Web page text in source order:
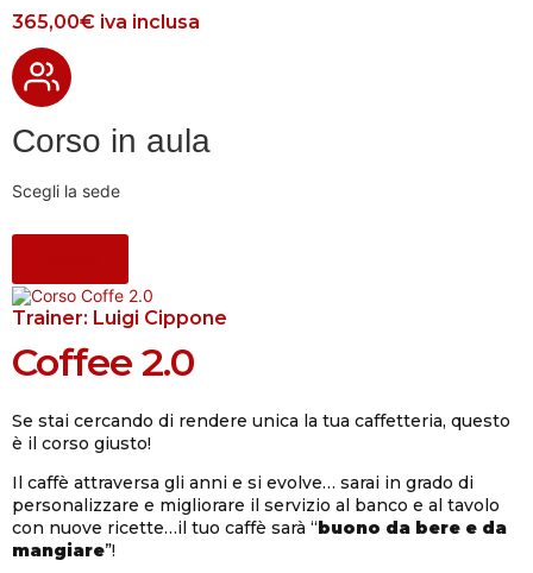
365,00€ iva inclusa
Corso in aula
Scegli la sede
Trainer: Luigi Cippone
Coffee 2.0
Se stai cercando di rendere unica la tua caffetteria, questo
è il corso giusto!
Il caffè attraversa gli anni e si evolve… sarai in grado di
personalizzare e migliorare il servizio al banco e al tavolo
con nuove ricette…il tuo caffè sarà “buono da bere e da
mangiare”!